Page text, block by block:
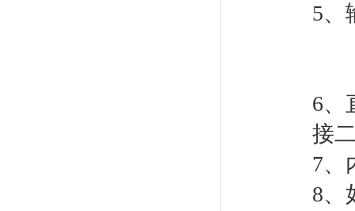
5、
6、
接
7、
8、